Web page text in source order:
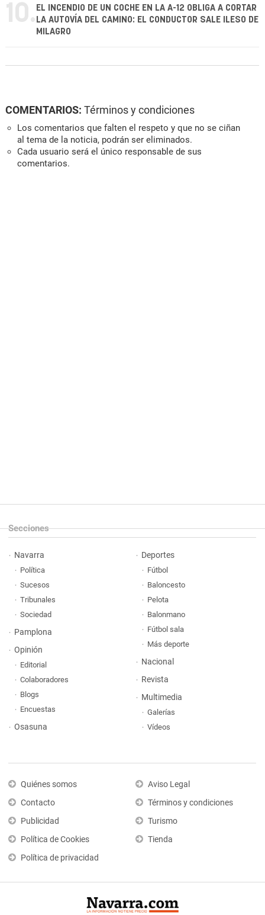
10. EL INCENDIO DE UN COCHE EN LA A-12 OBLIGA A CORTAR
LA AUTOVÍA DEL CAMINO: EL CONDUCTOR SALE ILESO DE
MILAGRO
COMENTARIOS: Términos y condiciones
Los comentarios que falten el respeto y que no se ciñan
al tema de la noticia, podrán ser eliminados.
Cada usuario será el único responsable de sus
comentarios.
Secciones
Navarra
Política
Sucesos
Tribunales
Sociedad
Pamplona
Opinión
Editorial
Colaboradores
Blogs
Encuestas
Osasuna
Deportes
Fútbol
Baloncesto
Pelota
Balonmano
Fútbol sala
Más deporte
Nacional
Revista
Multimedia
Galerías
Vídeos
Quiénes somos
Contacto
Publicidad
Política de Cookies
Política de privacidad
Aviso Legal
Términos y condiciones
Turismo
Tienda